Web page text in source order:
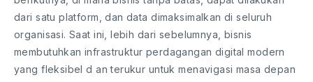
dari satu platform, dan data dimaksimalkan di seluruh
organisasi. Saat ini, lebih dari sebelumnya, bisnis
membutuhkan infrastruktur perdagangan digital modern
yang fleksibel d an terukur untuk menavigasi masa depan